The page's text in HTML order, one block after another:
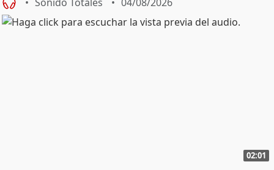
02:01